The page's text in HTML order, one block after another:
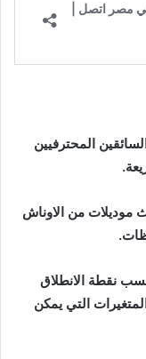
المحترفيين
موديلات من الاوناش
نقطة الانطلاق
التي يمكن